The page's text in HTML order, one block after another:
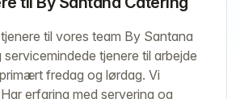
til vores team By Santana
tjenere til arbejde
fredag og lørdag. Vi
erfaring med servering og